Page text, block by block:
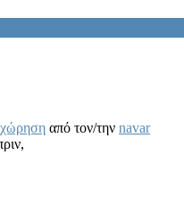
από τον/την navar